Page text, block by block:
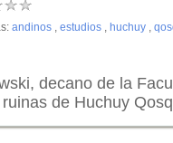
andinos , estudios , huchuy ,
decano de la
de Huchuy